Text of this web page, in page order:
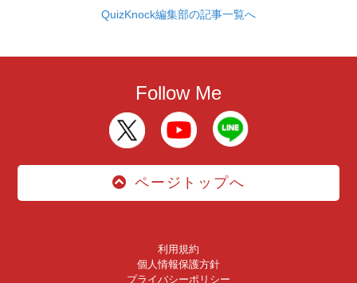
QuizKnock編集部の記事一覧へ
Follow Me
ページトップへ
利用規約
個人情報保護方針
プライバシーポリシー